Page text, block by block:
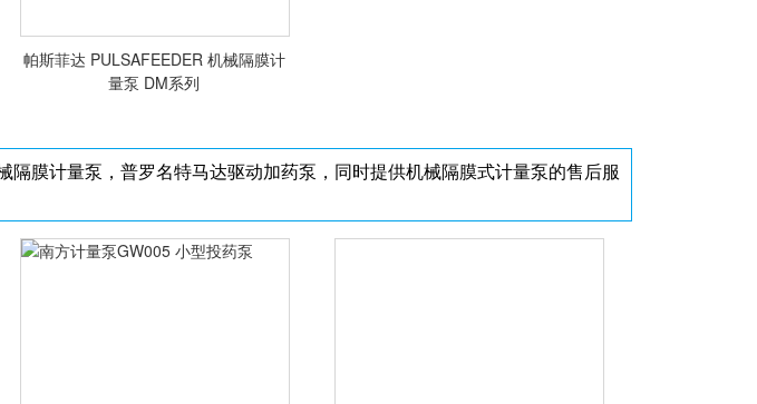
<查看详情>
帕斯菲达 PULSAFEEDER 机械隔膜计
量泵 DM系列
膜计量泵，普罗名特马达驱动加药泵，同时提供机械隔膜式计量泵的售后服